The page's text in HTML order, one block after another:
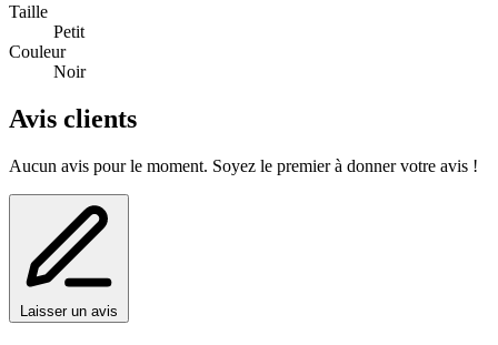
Taille
Petit
Couleur
Noir
Avis clients
Aucun avis pour le moment. Soyez le premier à donner votre avis !
Laisser un avis